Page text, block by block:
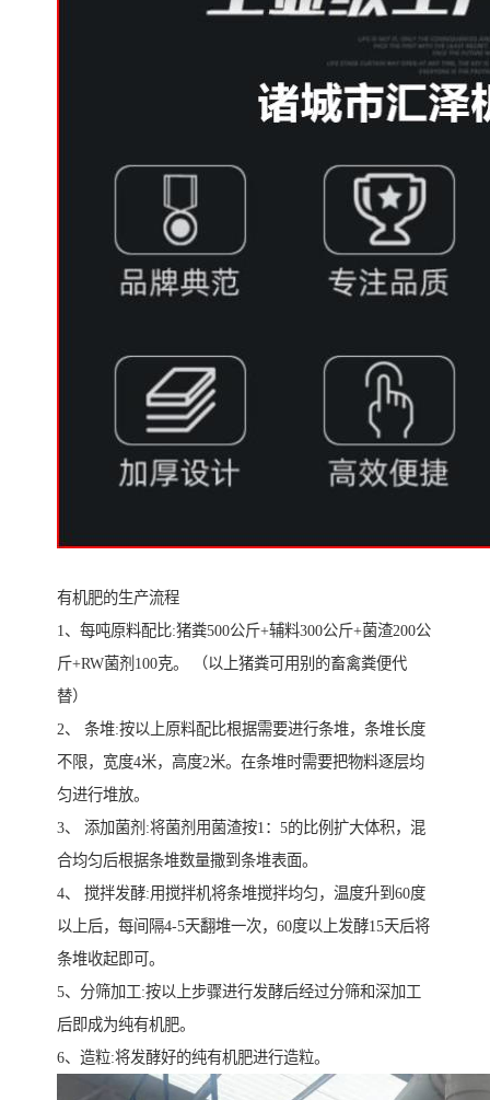
有机肥的生产流程
1、每吨原料配比:猪粪500公斤+辅料300公斤+菌渣200公
斤+RW菌剂100克。 （以上猪粪可用别的畜禽粪便代
替）
2、 条堆:按以上原料配比根据需要进行条堆，条堆长度
不限，宽度4米，高度2米。在条堆时需要把物料逐层均
匀进行堆放。
3、 添加菌剂:将菌剂用菌渣按1：5的比例扩大体积，混
合均匀后根据条堆数量撒到条堆表面。
4、 搅拌发酵:用搅拌机将条堆搅拌均匀，温度升到60度
以上后，每间隔4-5天翻堆一次，60度以上发酵15天后将
条堆收起即可。
5、分筛加工:按以上步骤进行发酵后经过分筛和深加工
后即成为纯有机肥。
6、造粒:将发酵好的纯有机肥进行造粒。